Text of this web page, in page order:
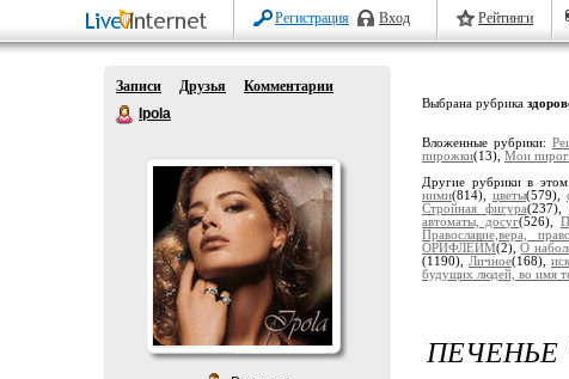
Регистрация Вход Рейтинги
Записи Друзья
Комментарии
Ipola
Выбрана рубрика
Вложенные рубрики:
пирожки(13), Мои
Другие рубрики в этом
ними(814), цветы(579),
Стройная фигура(237),
автоматы, досуг(526),
Православие,вера,
ОРИФЛЕЙМ(2),О
(1190), Личное(168),
будущих людей, во имя